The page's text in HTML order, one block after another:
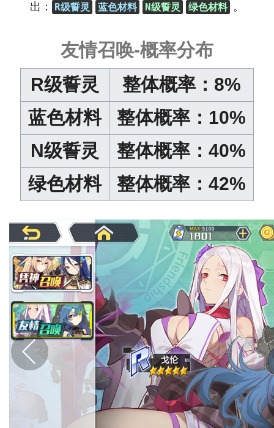
出：
R级誓灵 蓝色材料 N级誓灵 绿色材料 。
友情召唤-概率分布
R级誓灵
整体概率：8%
蓝色材料
整体概率：10%
N级誓灵
整体概率：40%
绿色材料
整体概率：42%